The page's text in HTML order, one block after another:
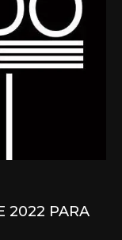
2022 PARA